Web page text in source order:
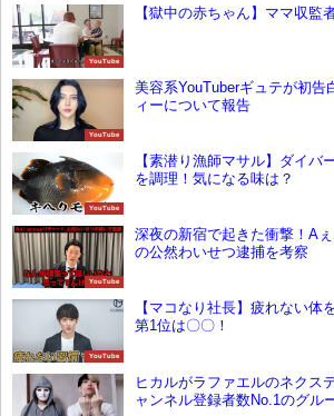
YouTube
【獄中の赤ちゃん】ママ収監
YouTube
美容系YouTuberギュテが初告
ィーについて報告
YouTube
【素潜り漁師マサル】ダイバ
を調理！気になる味は？
YouTube
深夜の新宿で起きた衝撃！A
の公然わいせつ逮捕を考察
YouTube
【マコなり社長】疲れない体
第1位は〇〇！
ヒカルがラファエルのネクス
ャンネル登録者数No.1のグル